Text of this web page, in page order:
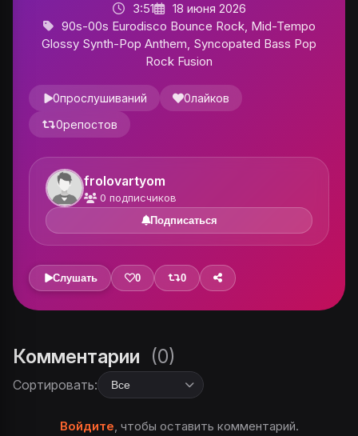
3:51
18 июня 2026
90s-00s Eurodisco Bounce Rock, Mid-Tempo
Glossy Synth-Pop Anthem, Syncopated Bass Pop
Rock Fusion
0прослушиваний 0лайков
0репостов
frolovartyom
0 подписчиков
Подписаться
Слушать 0 0
Комментарии (0)
Сортировать:
Войдите, чтобы оставить комментарий.